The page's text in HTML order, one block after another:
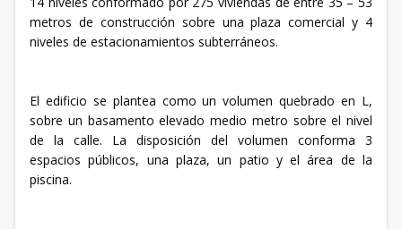
metros de construcción sobre una plaza comercial y 4
niveles de estacionamientos subterráneos.
El edificio se plantea como un volumen quebrado en L,
sobre un basamento elevado medio metro sobre el nivel
de la calle. La disposición del volumen conforma 3
espacios públicos, una plaza, un patio y el área de la
piscina.